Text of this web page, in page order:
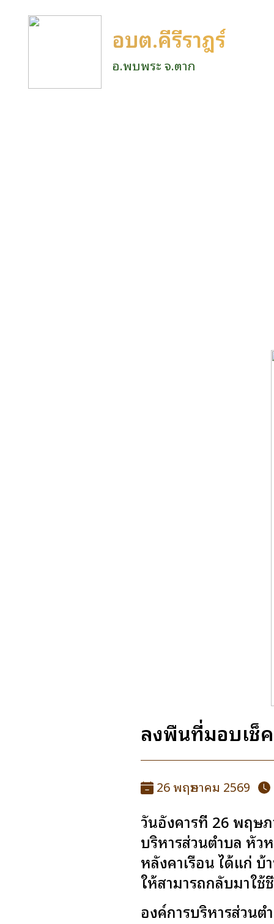
อบต.คีรีราษฎร์
อ.พบพระ จ.ตาก
ลงพื้นที่มอบเช็
26 พฤษภาคม 2569
วันอังคารที่ 26 พฤษ
บริหารส่วนตำบล หัว
หลังคาเรือน ได้แก่
ให้สามารถกลับมาใ
องค์การบริหารส่วน